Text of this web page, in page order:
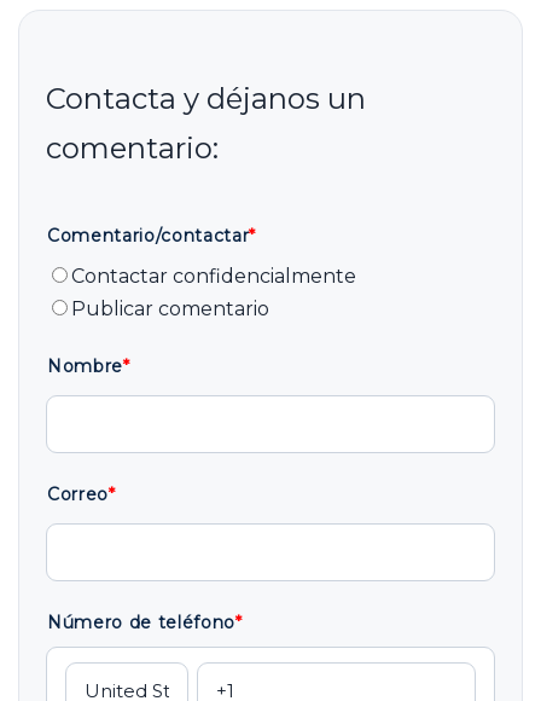
Comentario/contactar*
Contactar confidencialmente
Publicar comentario
Nombre*
Correo*
Número de teléfono*